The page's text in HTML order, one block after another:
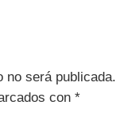
no será publicada.
con *